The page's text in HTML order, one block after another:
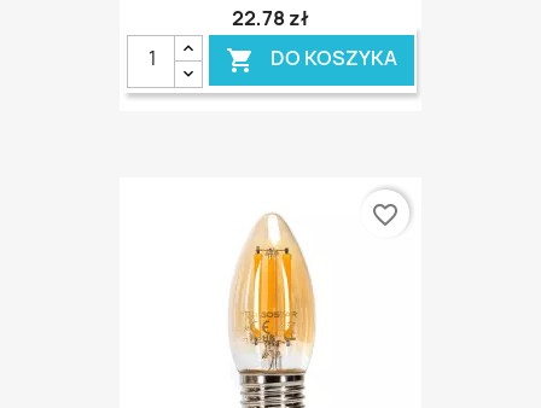
22,78 zł
 DO KOSZYKA
favorite_border